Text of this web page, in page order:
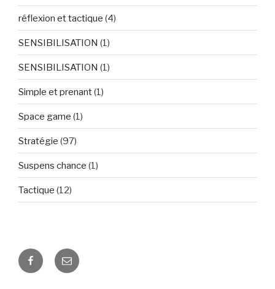
réflexion et tactique (4)
SENSIBILISATION (1)
SENSIBILISATION (1)
Simple et prenant(1)
Space game (1)
Stratégie (97)
Suspens chance (1)
Tactique (12)
Facebook
E-
mail